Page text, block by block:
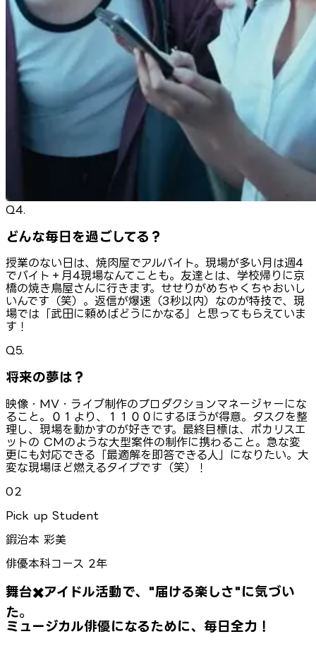
Q4.
どんな毎日を過ごしてる？
授業のない日は、焼肉屋でアルバイト。現場が多い月は週4
でバイト＋月4現場なんてことも。友達とは、学校帰りに京
橋の焼き鳥屋さんに行きます。せせりがめちゃくちゃおいし
いんです（笑）。返信が爆速（3秒以内）なのが特技で、現
場では「武田に頼めばどうにかなる」と思ってもらえていま
す！
Q5.
将来の夢は？
映像・MV・ライブ制作のプロダクションマネージャーにな
ること。０→１より、１→１００にするほうが得意。タスクを整
理し、現場を動かすのが好きです。最終目標は、ポカリスエ
ットの CMのような大型案件の制作に携わること。急な変
更にも対応できる「最適解を即答できる人」になりたい。大
変な現場ほど燃えるタイプです（笑）！
02
Pick up Student
鍜治本 彩美
俳優本科コース 2年
舞台✖️アイドル活動で、"届ける楽しさ"に気づい
た。
ミュージカル俳優になるために、毎日全力！